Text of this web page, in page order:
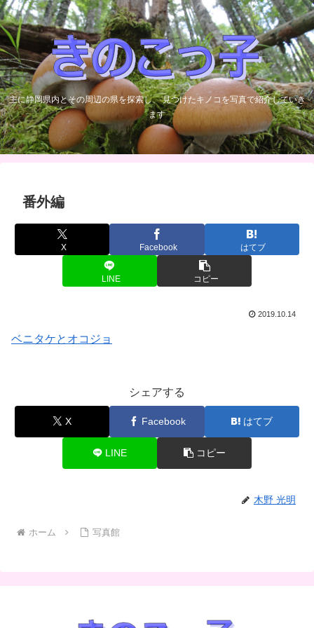
主に静岡県内とその周辺の県を探索し、 見つけたキノコを写真で紹介していき
ます
番外編
X Facebook はてブ
LINE コピー
2019.10.14
ベニタケとオコジョ
シェアする
X Facebook はてブ
LINE コピー
木野 光明
ホーム 写真館